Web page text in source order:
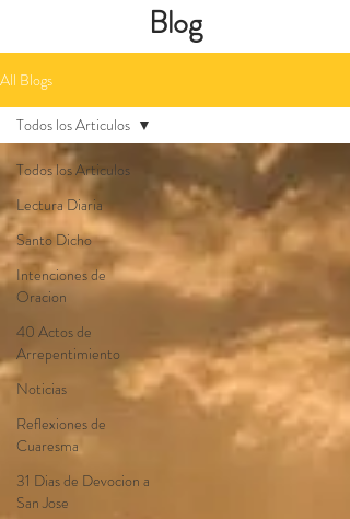
Blog
All Blogs
Todos los Articulos
Lectura Diaria
Santo Dicho
Intenciones de
Oracion
40 Actos de
Arrepentimiento
Noticias
Reflexiones de
Cuaresma
31 Dias de Devocion a
San Jose
Todos los Articulos